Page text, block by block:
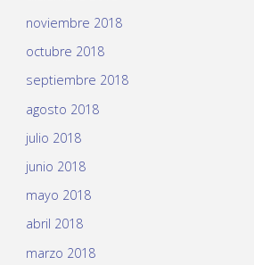
noviembre 2018
octubre 2018
septiembre 2018
agosto 2018
julio 2018
junio 2018
mayo 2018
abril 2018
marzo 2018